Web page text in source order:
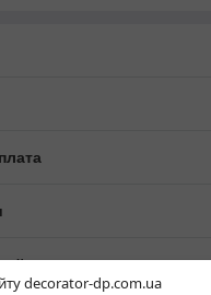
decorator-dp.com.ua